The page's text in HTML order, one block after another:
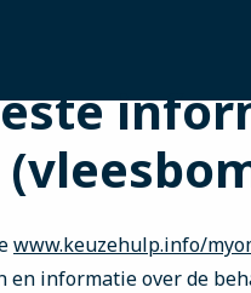
www.keuzehulp.info/
en informatie over de